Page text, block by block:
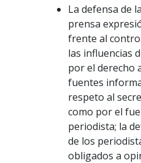
La defensa de
prensa
frente al
las influencias
por el derecho
fuentes
respeto al
como por el
periodista; la
de los
obligados a